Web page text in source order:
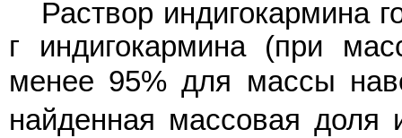
Раствор индигокармина
г индигокармина (при
менее 95% для массы
найденная массовая доля